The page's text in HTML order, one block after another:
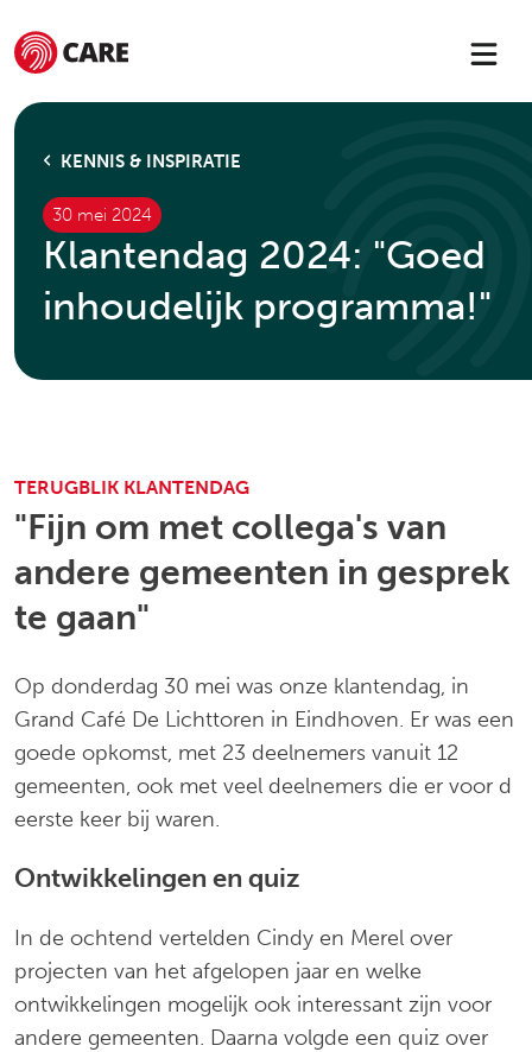
KENNIS & INSPIRATIE
30 mei 2024
Klantendag 2024: "Goed
inhoudelijk programma!"
TERUGBLIK KLANTENDAG
"Fijn om met collega's van
andere gemeenten in gesprek
te gaan"
Op donderdag 30 mei was onze klantendag, in
Grand Café De Lichttoren in Eindhoven. Er was een
goede opkomst, met 23 deelnemers vanuit 12
gemeenten, ook met veel deelnemers die er voor d
eerste keer bij waren.
Ontwikkelingen en quiz
In de ochtend vertelden Cindy en Merel over
projecten van het afgelopen jaar en welke
ontwikkelingen mogelijk ook interessant zijn voor
andere gemeenten. Daarna volgde een quiz over